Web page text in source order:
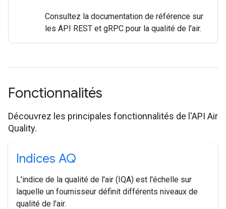
Consultez la documentation de référence sur
les API REST et gRPC pour la qualité de l'air.
Fonctionnalités
Découvrez les principales fonctionnalités de l'API Air
Quality.
Indices AQ
L'indice de la qualité de l'air (IQA) est l'échelle sur
laquelle un fournisseur définit différents niveaux de
qualité de l'air.